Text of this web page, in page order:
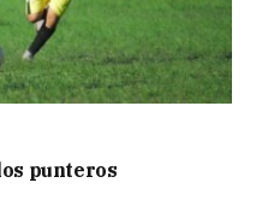
punteros